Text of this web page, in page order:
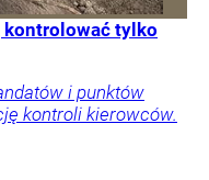
kontrolować tylko
i punktów
kontroli kierowców.